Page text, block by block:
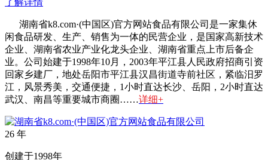
了解详情
湖南省k8.com·(中国区)官方网站食品有限公司是一家集休
闲食品研发、生产、销售为一体的民营企业，是国家高新技术
企业、湖南省农业产业化龙头企业、湖南省重点上市后备企
业。公司始建于1998年10月，2003年平江县人民政府招商引资
回家乡建厂，地处岳阳市平江县汉昌街道寺前社区，紧临汨罗
江，风景秀美，交通便捷，1小时直达长沙、岳阳，2小时直达
武汉、南昌等重要城市商圈……详细+
26 年
创建于1998年